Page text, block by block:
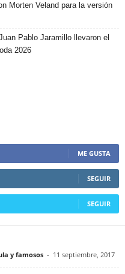
Morten Veland para la versión
Pablo Jaramillo llevaron el
2026
ME GUSTA
SEGUIR
SEGUIR
y famosos - 11 septiembre, 2017